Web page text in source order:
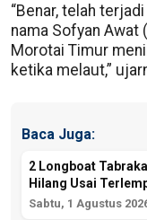
“Benar, telah
nama Sofyan Awat
Morotai Timur
ketika melaut,”
Baca Juga:
2 Longboat
Hilang Usai
Sabtu, 1 Agustus